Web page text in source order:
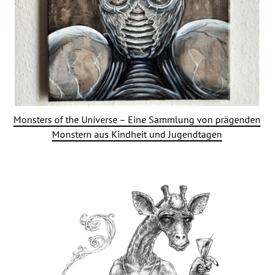
Monsters of the Universe – Eine Sammlung von prägenden
Monstern aus Kindheit und Jugendtagen